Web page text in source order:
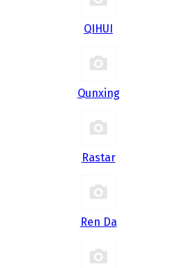
QIHUI
Qunxing
Rastar
Ren Da